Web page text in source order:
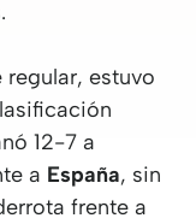
regular, estuvo
12-7 a
a España, sin
frente a